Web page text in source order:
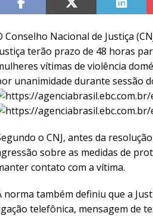
Conselho Nacional de Justiça
terão prazo de 48 horas
vítimas de violência
unanimidade durante sessão
o CNJ, antes da
sobre as medidas de
contato com a vítima.
norma também definiu que a
telefônica, mensagem de